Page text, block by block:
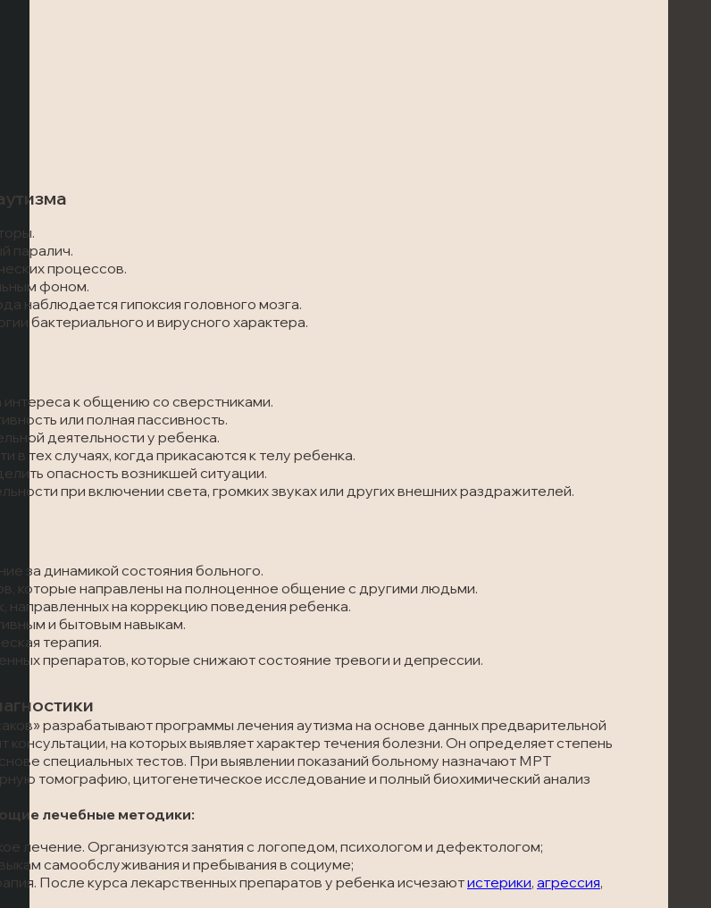
паралич.
процессов.
фоном.
наблюдается гипоксия головного мозга.
бактериального и вирусного характера.
интереса к общению со сверстниками.
или полная пассивность.
деятельности у ребенка.
в тех случаях, когда прикасаются к телу ребенка.
опасность возникшей ситуации.
при включении света, громких звуках или других внешних раздражителей.
за динамикой состояния больного.
которые направлены на полноценное общение с другими людьми.
направленных на коррекцию поведения ребенка.
и бытовым навыкам.
терапия.
препаратов, которые снижают состояние тревоги и депрессии.
разрабатывают программы лечения аутизма на основе данных предварительной
консультации, на которых выявляет характер течения болезни. Он определяет степень
специальных тестов. При выявлении показаний больному назначают МРТ
томографию, цитогенетическое исследование и полный биохимический анализ
лечебные методики:
лечение. Организуются занятия с логопедом, психологом и дефектологом;
самообслуживания и пребывания в социуме;
После курса лекарственных препаратов у ребенка исчезаютистерики, агрессия,